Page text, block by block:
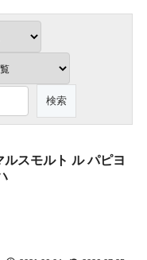
ルスモルト ル パピヨ